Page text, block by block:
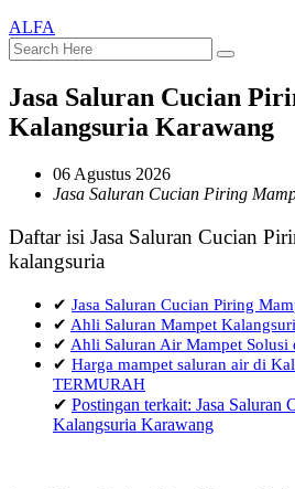
ALFA
Jasa Saluran Cucian
Kalangsuria Karawang
06 Agustus 2026
Jasa Saluran Cucian Piring
Daftar isi Jasa Saluran Cucian
kalangsuria
✔ Jasa Saluran Cucian Piring
✔ Ahli Saluran Mampet
✔ Ahli Saluran Air Mampet Solusi
✔ Harga mampet saluran air di
TERMURAH
✔ Postingan terkait: Jasa Saluran
Kalangsuria Karawang